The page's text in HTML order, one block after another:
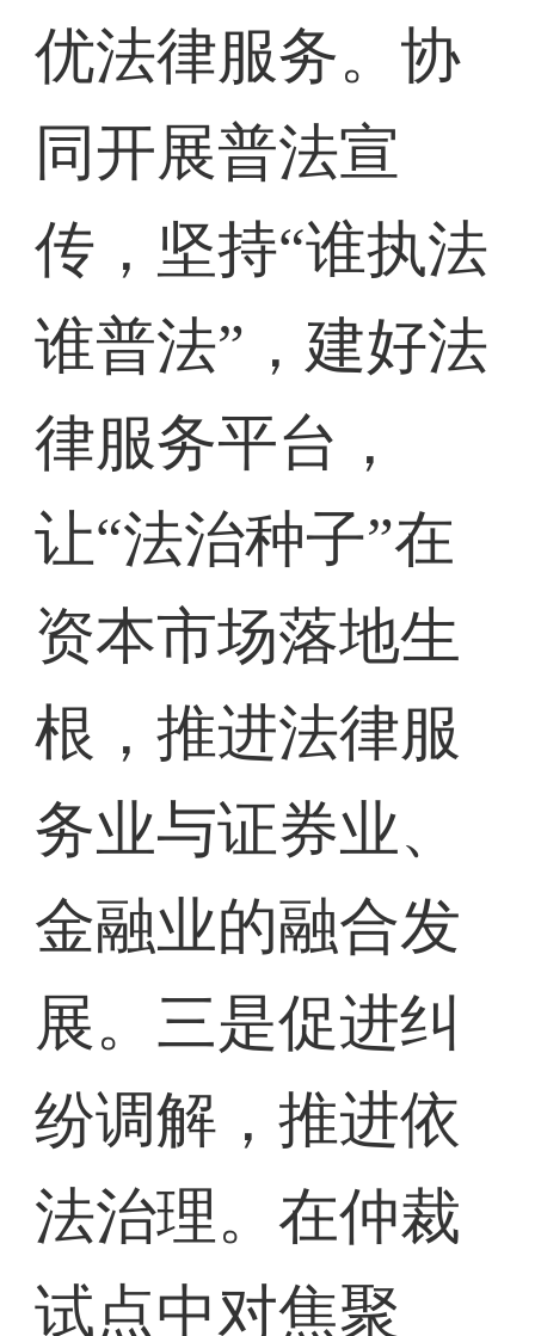
优法律服务。协
同开展普法宣
传，坚持“谁执法
谁普法”，建好法
律服务平台，
让“法治种子”在
资本市场落地生
根，推进法律服
务业与证券业、
金融业的融合发
展。三是促进纠
纷调解，推进依
法治理。在仲裁
试点中对焦聚